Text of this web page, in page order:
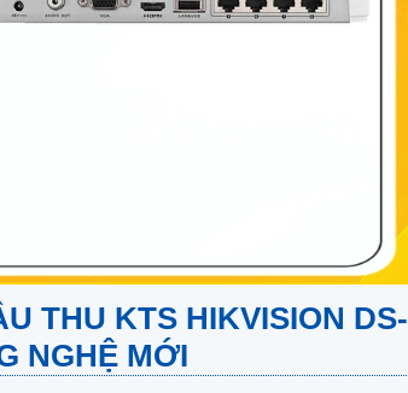
THU KTS HIKVISION DS-
NGHỆ MỚI